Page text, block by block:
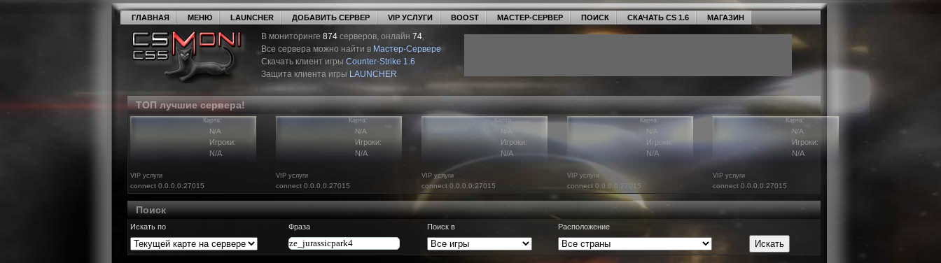
ГЛАВНАЯ МЕНЮ LAUNCHER ДОБАВИТЬ СЕРВЕР VIP УСЛУГИ BOOST МАСТЕР-СЕРВЕР ПОИСК СКАЧАТЬ CS 1.6 МАГАЗИН
В мониторинге 874 серверов, онлайн 74,
Все сервера можно найти в Мастер-Сервере
Скачать клиент игры Counter-Strike 1.6
Защита клиента игры LAUNCHER
ТОП лучшие сервера!
Карта:
N/A
Игроки:
N/A
VIP услуги
connect 0.0.0.0:27015
Карта:
N/A
Игроки:
N/A
VIP услуги
connect 0.0.0.0:27015
Карта:
N/A
Игроки:
N/A
VIP услуги
connect 0.0.0.0:27015
Карта:
N/A
Игроки:
N/A
VIP услуги
connect 0.0.0.0:27015
Карта:
N/A
Игроки:
N/A
VIP услуги
connect 0.0.0.0:27015
Поиск
Искать по Фраза Поиск в Расположение